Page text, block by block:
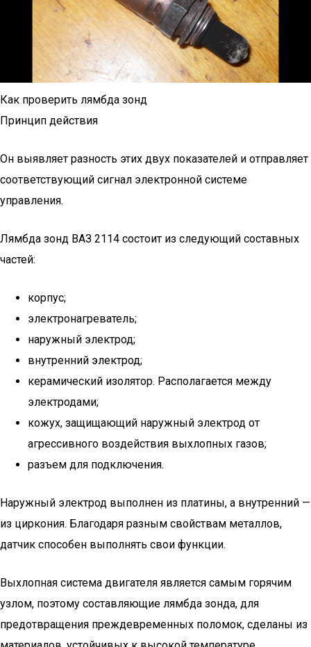
Как проверить лямбда зонд
Принцип действия
Он выявляет разность этих двух показателей и отправляет
соответствующий сигнал электронной системе
управления.
Лямбда зонд ВАЗ 2114 состоит из следующий составных
частей:
корпус;
электронагреватель;
наружный электрод;
внутренний электрод;
керамический изолятор. Располагается между
электродами;
кожух, защищающий наружный электрод от
агрессивного воздействия выхлопных газов;
разъем для подключения.
Наружный электрод выполнен из платины, а внутренний —
из циркония. Благодаря разным свойствам металлов,
датчик способен выполнять свои функции.
Выхлопная система двигателя является самым горячим
узлом, поэтому составляющие лямбда зонда, для
предотвращения преждевременных поломок, сделаны из